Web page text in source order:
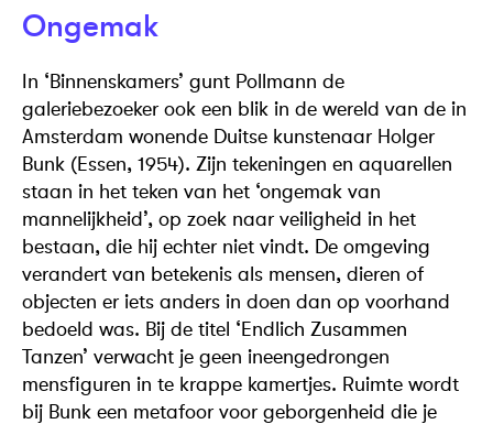
Ongemak
In ‘Binnenskamers’ gunt Pollmann de
galeriebezoeker ook een blik in de wereld van de in
Amsterdam wonende Duitse kunstenaar Holger
Bunk (Essen, 1954). Zijn tekeningen en aquarellen
staan in het teken van het ‘ongemak van
mannelijkheid’, op zoek naar veiligheid in het
bestaan, die hij echter niet vindt. De omgeving
verandert van betekenis als mensen, dieren of
objecten er iets anders in doen dan op voorhand
bedoeld was. Bij de titel ‘Endlich Zusammen
Tanzen’ verwacht je geen ineengedrongen
mensfiguren in te krappe kamertjes. Ruimte wordt
bij Bunk een metafoor voor geborgenheid die je